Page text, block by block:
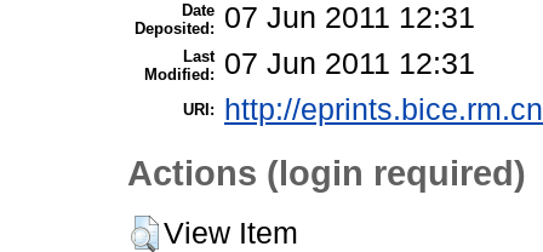
Date
Deposited:
07 Jun 2011 12:31
Last
Modified:
07 Jun 2011 12:31
URI: http://
Actions (login required)
View Item